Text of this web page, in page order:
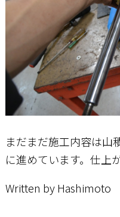
まだまだ施工内容は山
に進めています。仕上
Written by Hashimoto